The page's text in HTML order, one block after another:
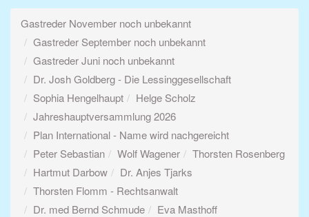
Gastreder November noch unbekannt
Gastreder September noch unbekannt
Gastreder Juni noch unbekannt
Dr. Josh Goldberg - Die Lessinggesellschaft
Sophia Hengelhaupt
Helge Scholz
Jahreshauptversammlung 2026
Plan International - Name wird nachgereicht
Peter Sebastian
Wolf Wagener
Thorsten Rosenberg
Hartmut Darbow
Dr. Anjes Tjarks
Thorsten Flomm - Rechtsanwalt
Dr. med Bernd Schmude
Eva Masthoff